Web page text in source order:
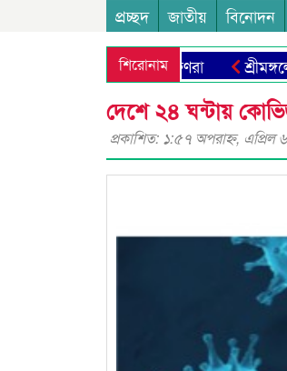
প্রচ্ছদ জাতীয় বিনোদন
শিরোনাম শ্রীমঙ্গলে
দেশে ২৪ ঘন্টায়
প্রকাশিত: ১:৫৭ অপরাহ্ণ, এপ্রিল